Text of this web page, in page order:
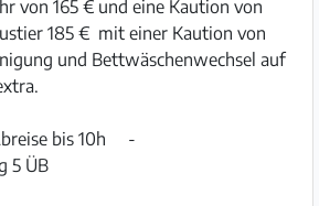
von 165 € und eine Kaution von
185 € mit einer Kaution von
und Bettwäschenwechsel auf
bis 10h -
5 ÜB